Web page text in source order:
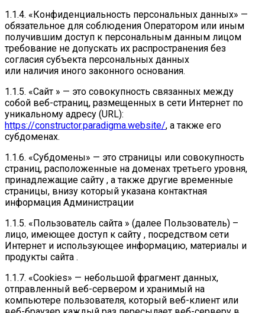
1.1.4. «Конфиденциальность персональных данных» —
обязательное для соблюдения Оператором или иным
получившим доступ к персональным данным лицом
требование не допускать их распространения без
согласия субъекта персональных данных
или наличия иного законного основания.
1.1.5. «Сайт » — это совокупность связанных между
собой веб-страниц, размещенных в сети Интернет по
уникальному адресу (URL):
https://constructor.paradigma.website/, а также его
субдоменах.
1.1.6. «Субдомены» — это страницы или совокупность
страниц, расположенные на доменах третьего уровня,
принадлежащие сайту , а также другие временные
страницы, внизу который указана контактная
информация Администрации
1.1.5. «Пользователь сайта » (далее Пользователь) –
лицо, имеющее доступ к сайту , посредством сети
Интернет и использующее информацию, материалы и
продукты сайта .
1.1.7. «Cookies» — небольшой фрагмент данных,
отправленный веб-сервером и хранимый на
компьютере пользователя, который веб-клиент или